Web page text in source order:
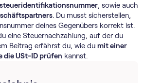
, sowie auch
. Du musst sicherstellen,
deines Gegenübers korrekt ist.
eine Steuernachzahlung, auf der du
Beitrag erfährst du, wie du mit einer
die USt-ID prüfen kannst.